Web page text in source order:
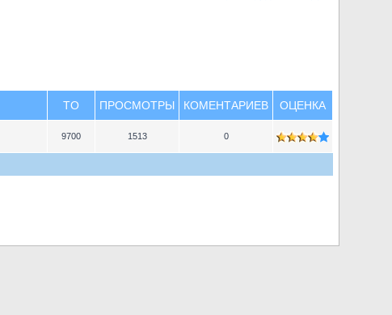
TO ПРОСМОТРЫ КОМЕНТАРИЕВ ОЦЕНКА
9700 1513 0